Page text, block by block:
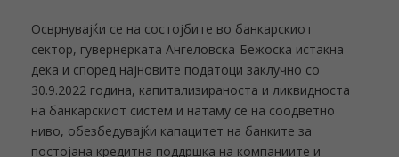
Осврнувајќи се на состојбите во банкарскиот
сектор, гувернерката Ангеловска-Бежоска истакна
дека и според најновите податоци заклучно со
30.9.2022 година, капитализираноста и ликвидноста
на банкарскиот систем и натаму се на соодветно
ниво, обезбедувајќи капацитет на банките за
постојана кредитна поддршка на компаниите и